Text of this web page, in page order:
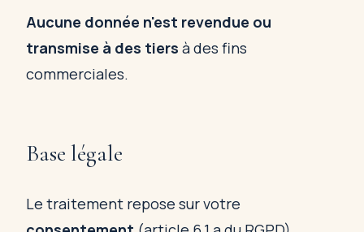
Aucune donnée n'est revendue ou
transmise à des tiers à des fins
commerciales.
Base légale
Le traitement repose sur votre